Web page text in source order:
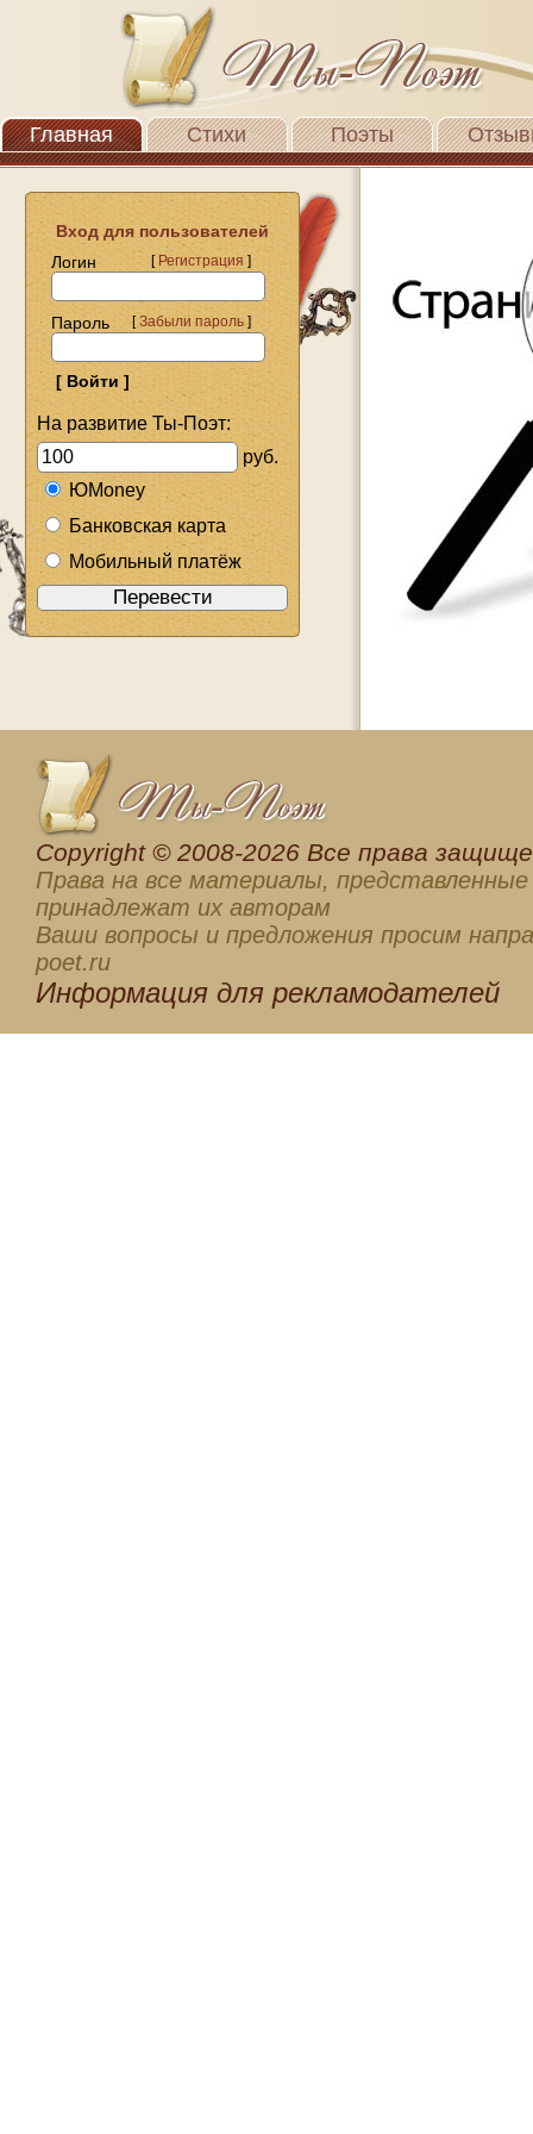
Главная Стихи Поэты
Вход для пользователей
Логин
[Регистрация]
Пароль [Забыли пароль]
На развитие Ты-Поэт:
руб.
ЮMoney
Банковская карта
Мобильный платёж
Сopyright © 2008-2026 Все права
Права на все материалы, представленные
принадлежат их авторам
Ваши вопросы и предложения просим
poet.ru
Информация для рекламодателей